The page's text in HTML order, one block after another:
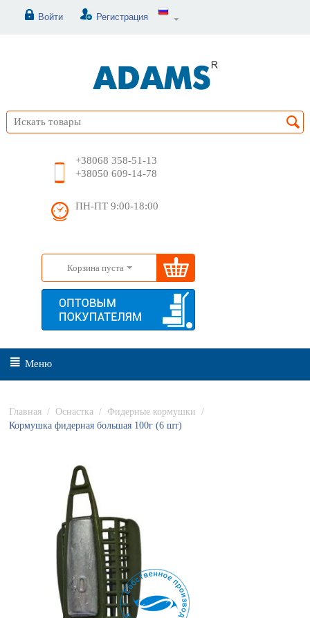
Войти Регистрация
+38068 358-51-13
+38050 609-14-78
ПН-ПТ 9:00-18:00
Корзина пуста
Меню
Главная / Оснастка / Фидерные кормушки
/
Кормушка фидерная большая 100г (6 шт)